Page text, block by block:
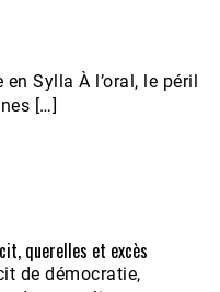
Sylla À l’oral, le péril
[…]
querelles et excès
de démocratie,